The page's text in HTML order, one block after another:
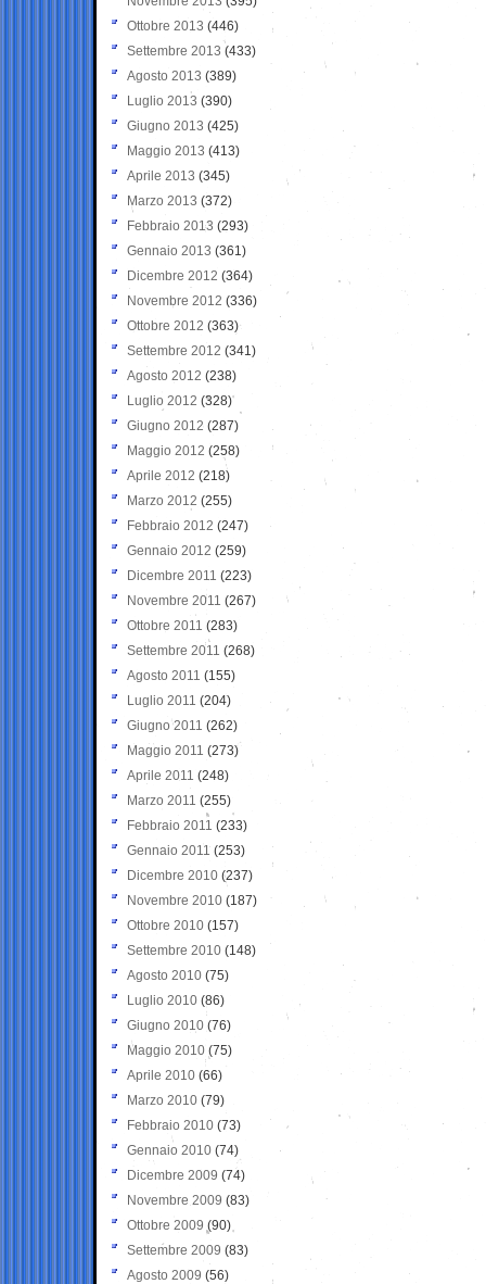
Ottobre 2013 (446)
Settembre 2013 (433)
Agosto 2013 (389)
Luglio 2013 (390)
Giugno 2013 (425)
Maggio 2013 (413)
Aprile 2013 (345)
Marzo 2013 (372)
Febbraio 2013 (293)
Gennaio 2013 (361)
Dicembre 2012 (364)
Novembre 2012 (336)
Ottobre 2012 (363)
Settembre 2012 (341)
Agosto 2012 (238)
Luglio 2012 (328)
Giugno 2012 (287)
Maggio 2012 (258)
Aprile 2012 (218)
Marzo 2012 (255)
Febbraio 2012 (247)
Gennaio 2012 (259)
Dicembre 2011 (223)
Novembre 2011 (267)
Ottobre 2011 (283)
Settembre 2011 (268)
Agosto 2011 (155)
Luglio 2011 (204)
Giugno 2011 (262)
Maggio 2011 (273)
Aprile 2011 (248)
Marzo 2011 (255)
Febbraio 2011 (233)
Gennaio 2011 (253)
Dicembre 2010 (237)
Novembre 2010 (187)
Ottobre 2010 (157)
Settembre 2010 (148)
Agosto 2010 (75)
Luglio 2010 (86)
Giugno 2010 (76)
Maggio 2010 (75)
Aprile 2010 (66)
Marzo 2010 (79)
Febbraio 2010 (73)
Gennaio 2010 (74)
Dicembre 2009 (74)
Novembre 2009 (83)
Ottobre 2009 (90)
Settembre 2009 (83)
Agosto 2009 (56)